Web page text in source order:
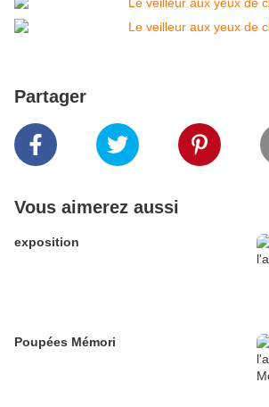
Partager
Vous aimerez aussi
exposition
Poupées Mémori